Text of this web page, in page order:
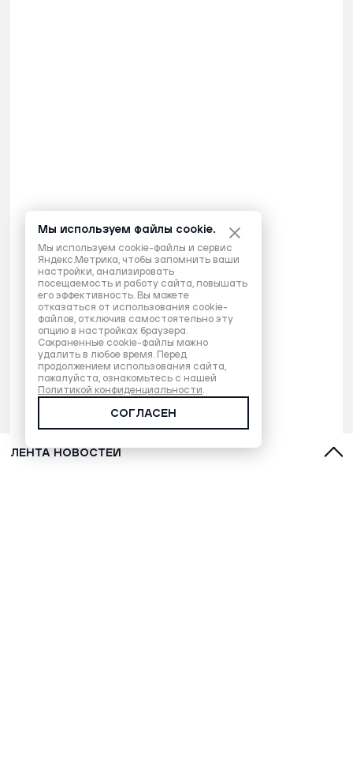
ЛЕНТА НОВОСТЕЙ
Мы используем файлы cookie.
Мы используем cookie-файлы и сервис
Яндекс.Метрика, чтобы запомнить ваши
настройки, анализировать
посещаемость и работу сайта, повышать
его эффективность. Вы можете
отказаться от использования cookie-
файлов, отключив самостоятельно эту
опцию в настройках браузера.
Сохраненные cookie-файлы можно
удалить в любое время. Перед
продолжением использования сайта,
пожалуйста, ознакомьтесь с нашей
Политикой конфиденциальности.
СОГЛАСЕН